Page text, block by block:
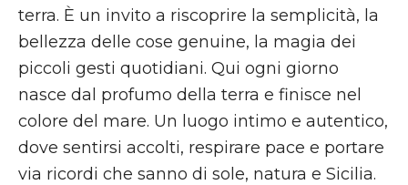
terra. È un invito a riscoprire la semplicità, la
bellezza delle cose genuine, la magia dei
piccoli gesti quotidiani. Qui ogni giorno
nasce dal profumo della terra e finisce nel
colore del mare. Un luogo intimo e autentico,
dove sentirsi accolti, respirare pace e portare
via ricordi che sanno di sole, natura e Sicilia.